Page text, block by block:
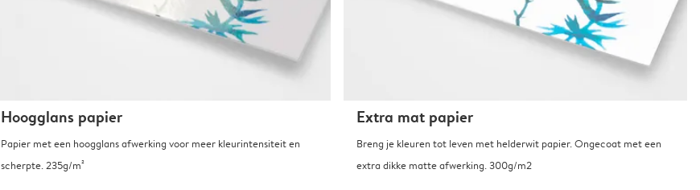
Hoogglans papier
Papier met een hoogglans afwerking voor meer kleurintensiteit en
scherpte. 235g/m²
Extra mat papier
Breng je kleuren tot leven met helderwit papier. Ongecoat met een
extra dikke matte afwerking. 300g/m2